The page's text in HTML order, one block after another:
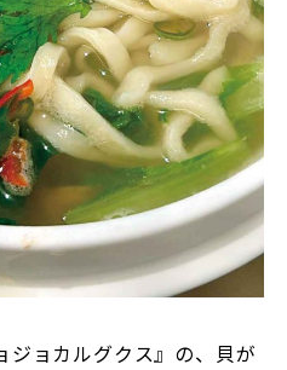
ジョカルグクス』の、貝が